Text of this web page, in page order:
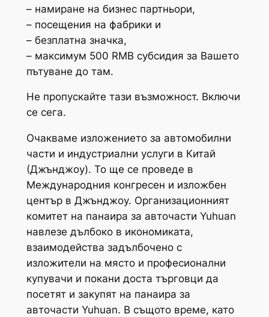
– намиране на бизнес партньори,
– посещения на фабрики и
– безплатна значка,
– максимум 500 RMB субсидия за Вашето
пътуване до там.
Не пропускайте тази възможност. Включи
се сега.
Очакваме изложението за автомобилни
части и индустриални услуги в Китай
(Джънджоу). То ще се проведе в
Международния конгресен и изложбен
център в Джънджоу. Организационният
комитет на панаира за авточасти Yuhuan
навлезе дълбоко в икономиката,
взаимодейства задълбочено с
изложители на място и професионални
купувачи и покани доста търговци да
посетят и закупят на панаира за
авточасти Yuhuan. В същото време, като